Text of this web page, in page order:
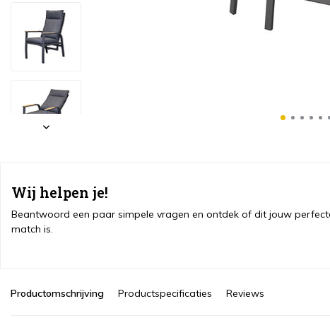
Wij helpen je!
Beantwoord een paar simpele vragen en ontdek of dit jouw
match is.
Productomschrijving Productspecificaties Reviews